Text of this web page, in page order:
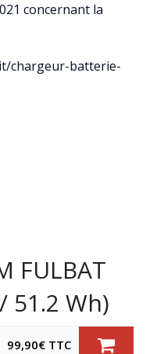
concernant la
chargeur-batterie-
FULBAT
51.2 Wh)
99,90€ TTC